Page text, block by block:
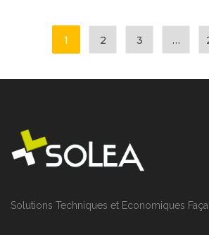
1 2 3 …
Solutions Techniques et Economiques